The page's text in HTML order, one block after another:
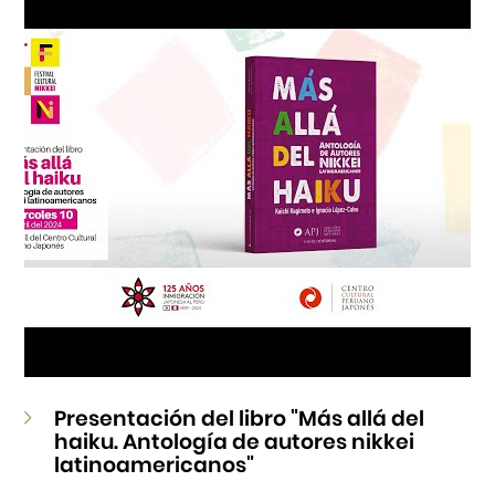
Presentación del libro "Más allá del
haiku. Antología de autores nikkei
latinoamericanos"